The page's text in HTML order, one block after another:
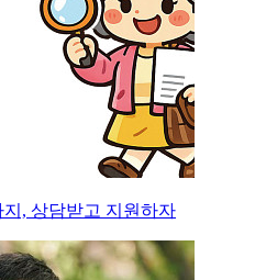
, 상담받고 지원하자